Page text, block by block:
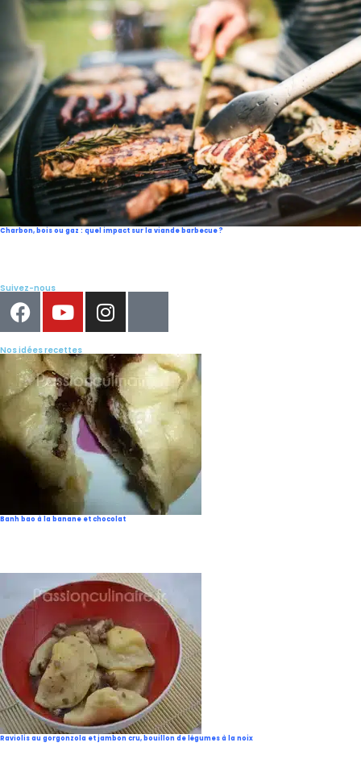
Charbon, bois ou gaz : quel impact sur la viande barbecue ?
Suivez-nous
Nos idées recettes
Banh bao à la banane et chocolat
Raviolis au gorgonzola et jambon cru, bouillon de légumes à la noix